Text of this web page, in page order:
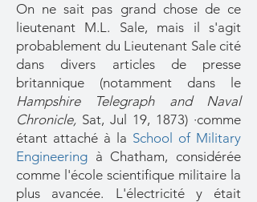
On ne sait pas grand chose de ce
lieutenant M.L. Sale, mais il s'agit
probablement du Lieutenant Sale cité
dans divers articles de presse
britannique (notamment dans le
Hampshire Telegraph and Naval
Chronicle, Sat, Jul 19, 1873) ·comme
étant attaché à la School of Military
Engineering à Chatham, considérée
comme l'école scientifique militaire la
plus avancée. L'électricité y était